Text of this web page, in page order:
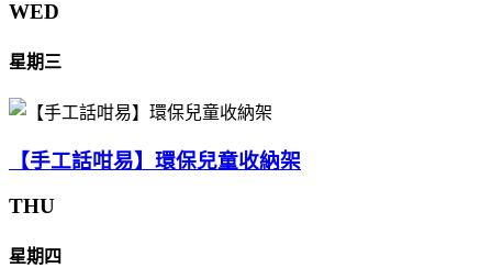
WED
星期三
【手工話咁易】環保兒童收納架
THU
星期四